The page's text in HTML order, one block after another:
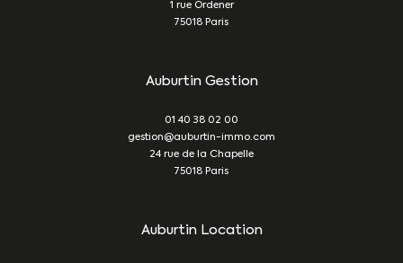
1 rue Ordener
75018
Paris
Auburtin Gestion
01 40 38 02 00
gestion@auburtin-immo.com
24 rue de la Chapelle
75018
Paris
Auburtin Location